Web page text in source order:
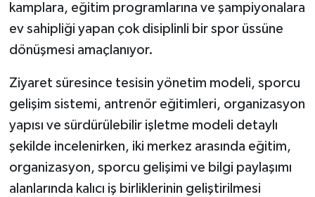
kamplara, eğitim programlarına ve şampiyonalara
ev sahipliği yapan çok disiplinli bir spor üssüne
dönüşmesi amaçlanıyor.
Ziyaret süresince tesisin yönetim modeli, sporcu
gelişim sistemi, antrenör eğitimleri, organizasyon
yapısı ve sürdürülebilir işletme modeli detaylı
şekilde incelenirken, iki merkez arasında eğitim,
organizasyon, sporcu gelişimi ve bilgi paylaşımı
alanlarında kalıcı iş birliklerinin geliştirilmesi